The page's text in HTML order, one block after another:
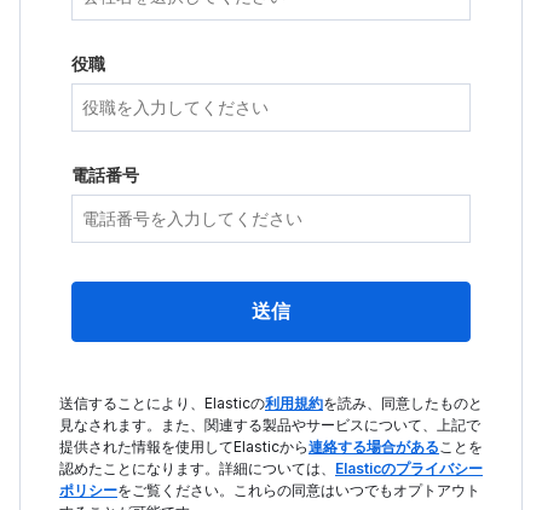
役職
電話番号
送信
送信することにより、Elasticの利用規約を読み、同意したものと
見なされます。また、関連する製品やサービスについて、上記で
提供された情報を使用してElasticから連絡する場合があることを
認めたことになります。詳細については、 Elasticのプライバシー
ポリシーをご覧ください。これらの同意はいつでもオプトアウト